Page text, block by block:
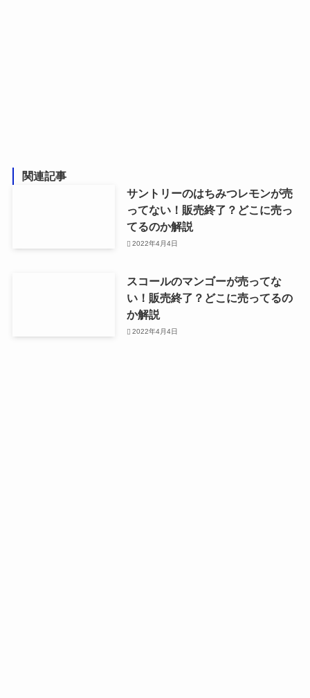
関連記事
サントリーのはちみつレモンが売
ってない！販売終了？どこに売っ
てるのか解説
2022年4月4日
スコールのマンゴーが売ってな
い！販売終了？どこに売ってるの
か解説
2022年4月4日